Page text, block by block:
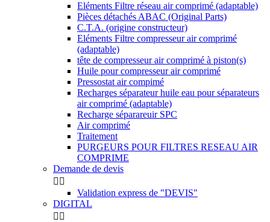
Eléments Filtre réseau air comprimé (adaptable)
Pièces détachés ABAC (Original Parts)
C.T.A. (origine constructeur)
Eléments Filtre compresseur air comprimé
(adaptable)
tête de compresseur air comprimé à piston(s)
Huile pour compresseur air comprimé
Pressostat air compimé
Recharges séparateur huile eau pour séparateurs
air comprimé (adaptable)
Recharge séparareuir SPC
Air comprimé
Traitement
PURGEURS POUR FILTRES RESEAU AIR
COMPRIME
Demande de devis
 
Validation express de "DEVIS"
DIGITAL
 